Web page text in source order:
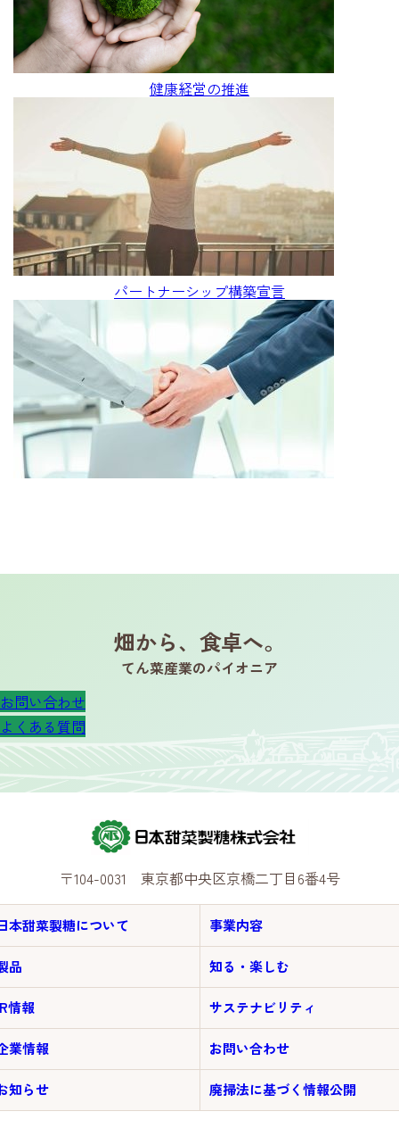
健康経営の推進
パートナーシップ構築宣言
畑から、食卓へ。
てん菜産業のパイオニア
お問い合わせ
よくある質問
〒104-0031 東京都中央区京橋二丁目6番4号
本甜菜製糖について 事業内容
品 知る・楽しむ
情報 サステナビリティ
業情報 お問い合わせ
知らせ 廃掃法に基づく情報公開